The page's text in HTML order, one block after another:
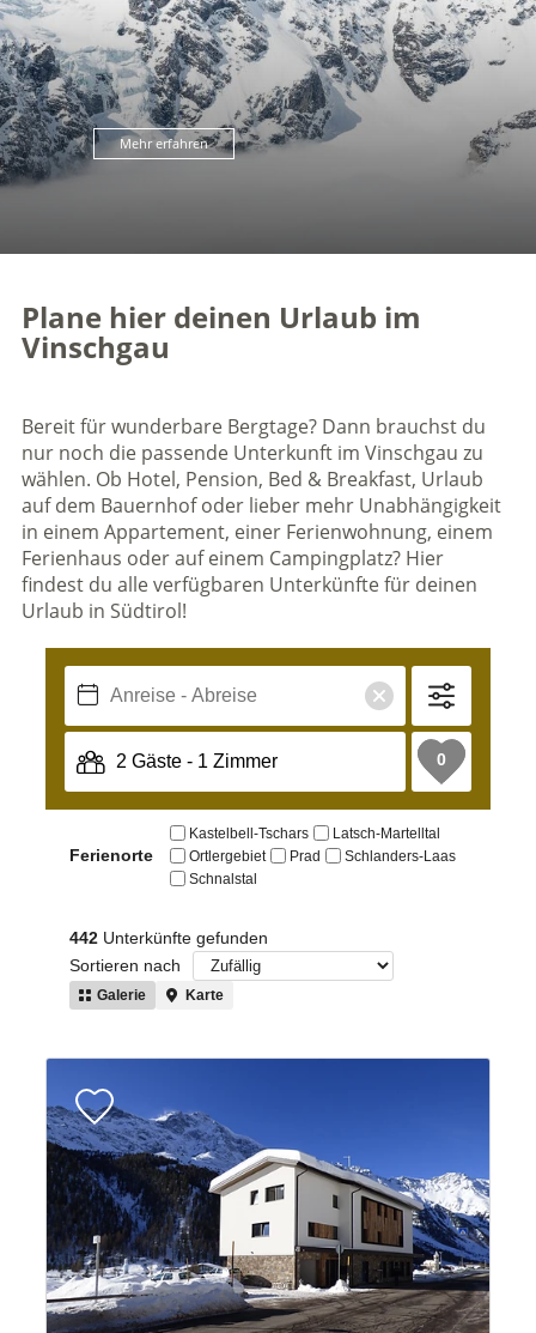
Mehr erfahren
Plane hier deinen Urlaub im
Vinschgau
Bereit für wunderbare Bergtage? Dann brauchst du
nur noch die passende Unterkunft im Vinschgau zu
wählen. Ob Hotel, Pension, Bed & Breakfast, Urlaub
auf dem Bauernhof oder lieber mehr Unabhängigkeit
in einem Appartement, einer Ferienwohnung, einem
Ferienhaus oder auf einem Campingplatz? Hier
findest du alle verfügbaren Unterkünfte für deinen
Urlaub in Südtirol!